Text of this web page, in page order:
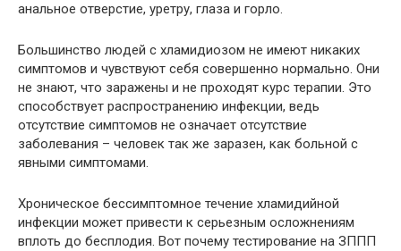
анальное отверстие, уретру, глаза и горло.
Большинство людей с хламидиозом не имеют никаких
симптомов и чувствуют себя совершенно нормально. Они
не знают, что заражены и не проходят курс терапии. Это
способствует распространению инфекции, ведь
отсутствие симптомов не означает отсутствие
заболевания – человек так же заразен, как больной с
явными симптомами.
Хроническое бессимптомное течение хламидийной
инфекции может привести к серьезным осложнениям
вплоть до бесплодия. Вот почему тестирование на ЗППП